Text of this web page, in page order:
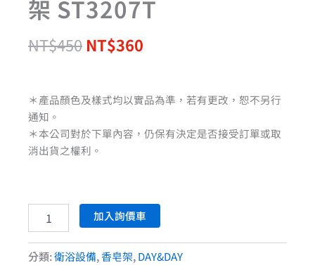
架 ST3207T
NT$450 NT$360
＊產品顏色及樣式均以實品為準，若有更改，恕不另行
通知。
＊本公司對於下單內容，仍保有決定是否接受訂單或取
消出貨之權利。
加入詢價車
分類:衛浴設備,香皂架,DAY&DAY